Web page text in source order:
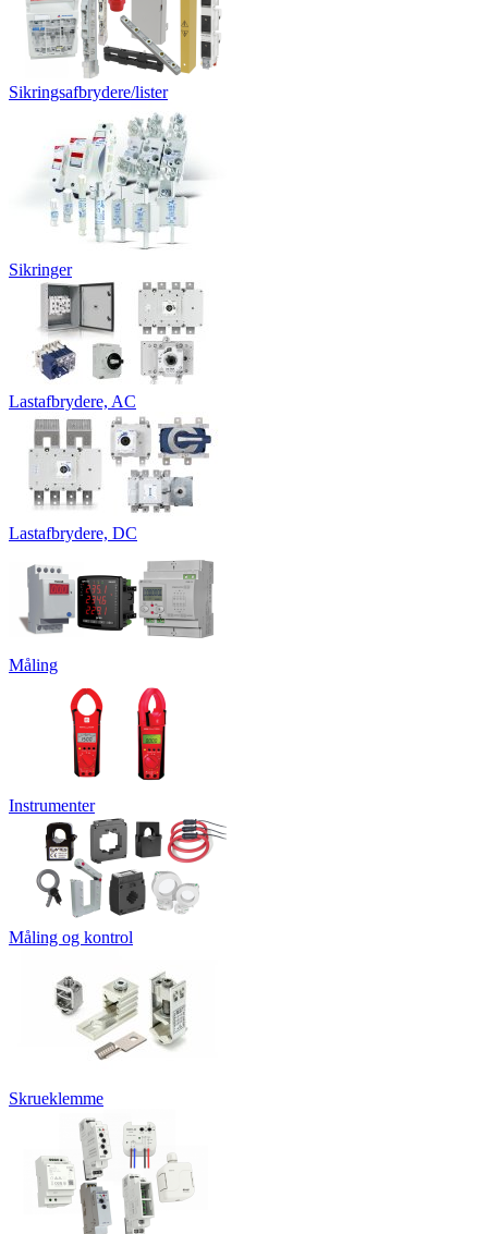
Sikringsafbrydere/lister
Sikringer
Lastafbrydere, AC
Lastafbrydere, DC
Måling
Instrumenter
Måling og kontrol
Skrueklemme